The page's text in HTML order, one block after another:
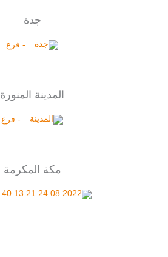
جدة
- فرع
المدينة المنورة
- فرع
مكة المكرمة